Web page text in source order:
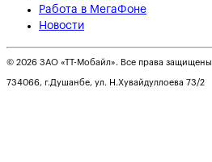
Работа в МегаФоне
Новости
© 2026 ЗАО «ТТ-Мобайл». Все права защищены
734066, г.Душанбе, ул. Н.Хувайдуллоева 73/2